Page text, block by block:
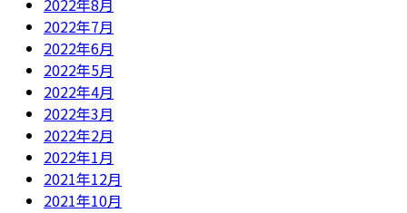
2022年8月
2022年7月
2022年6月
2022年5月
2022年4月
2022年3月
2022年2月
2022年1月
2021年12月
2021年10月